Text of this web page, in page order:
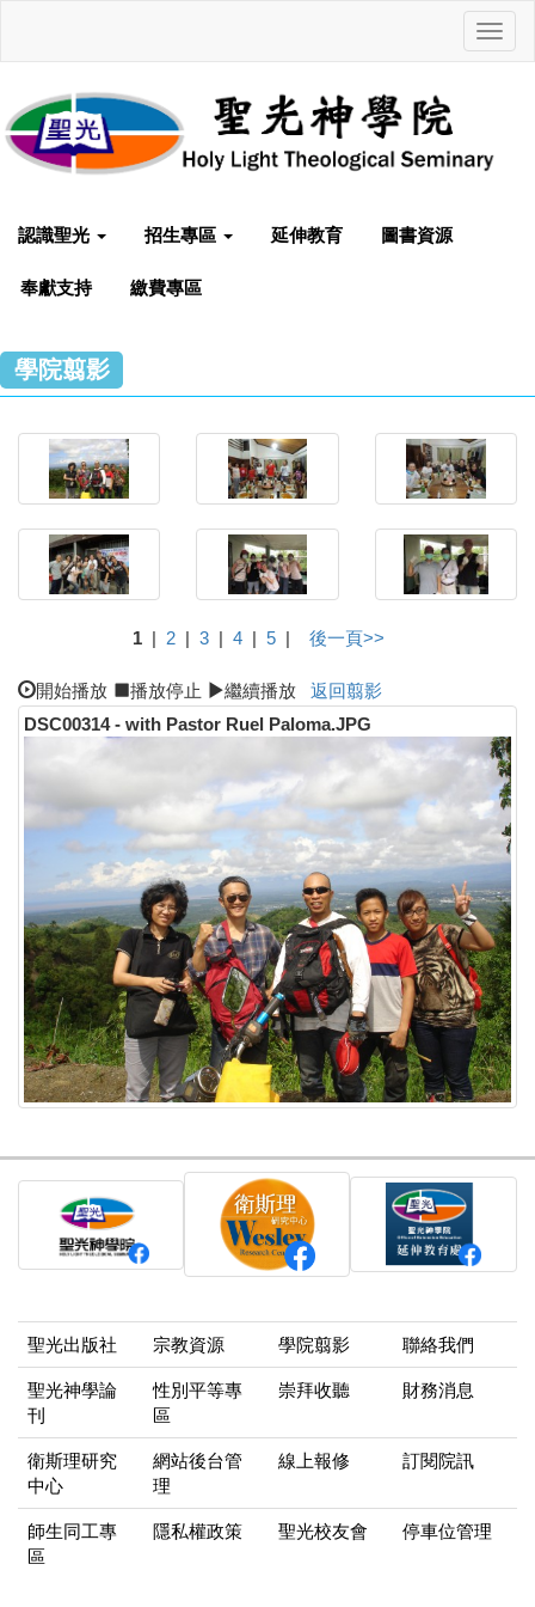
認識聖光 招生專區 延伸教育 圖書資源
奉獻支持 繳費專區
學院翦影
1| 2| 3| 4| 5| 後一頁>>
開始播放 播放停止 繼續播放
返回翦影
DSC00314 - with Pastor Ruel Paloma.JPG
聖光出版社 宗教資源 學院翦影 聯絡我們
聖光神學論
刊
性別平等專
區
崇拜收聽 財務消息
衛斯理研究
中心
網站後台管
理
線上報修 訂閱院訊
師生同工專
區
隱私權政策 聖光校友會 停車位管理